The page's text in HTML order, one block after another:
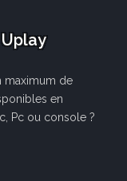
Uplay
maximum de
en
Pc ou console ?